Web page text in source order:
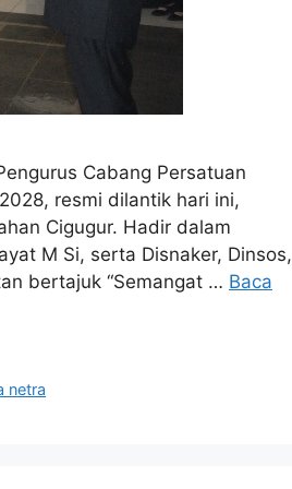
Cabang Persatuan
resmi dilantik hari ini,
Cigugur. Hadir dalam
M Si, serta Disnaker, Dinsos,
bertajuk “Semangat … Baca
netra